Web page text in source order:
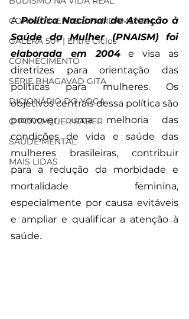
CONHECIMENTO É FUNDAMENTAL
GALERA 50+ | Entre Ciclos
CONHECIMENTO
SÉRIE BHAGAVAD GITA
DICIONÁRIO DO YOGA
O POVO QUER SABER
SAÚDE MENTAL
MAIS LIDAS
A Política Nacional de Atenção à
Saúde da Mulher (PNAISM) foi
elaborada em 2004 e visa as
diretrizes para orientação das
políticas para mulheres. Os
objetivos centrais dessa política são
promover uma melhoria das
condições de vida e saúde das
mulheres brasileiras, contribuir
para a redução da morbidade e
mortalidade feminina,
especialmente por causa evitáveis
e ampliar e qualificar a atenção à
saúde.